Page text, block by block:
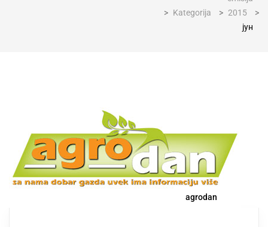
> Kategorija > 2015
>
јун
agrodan